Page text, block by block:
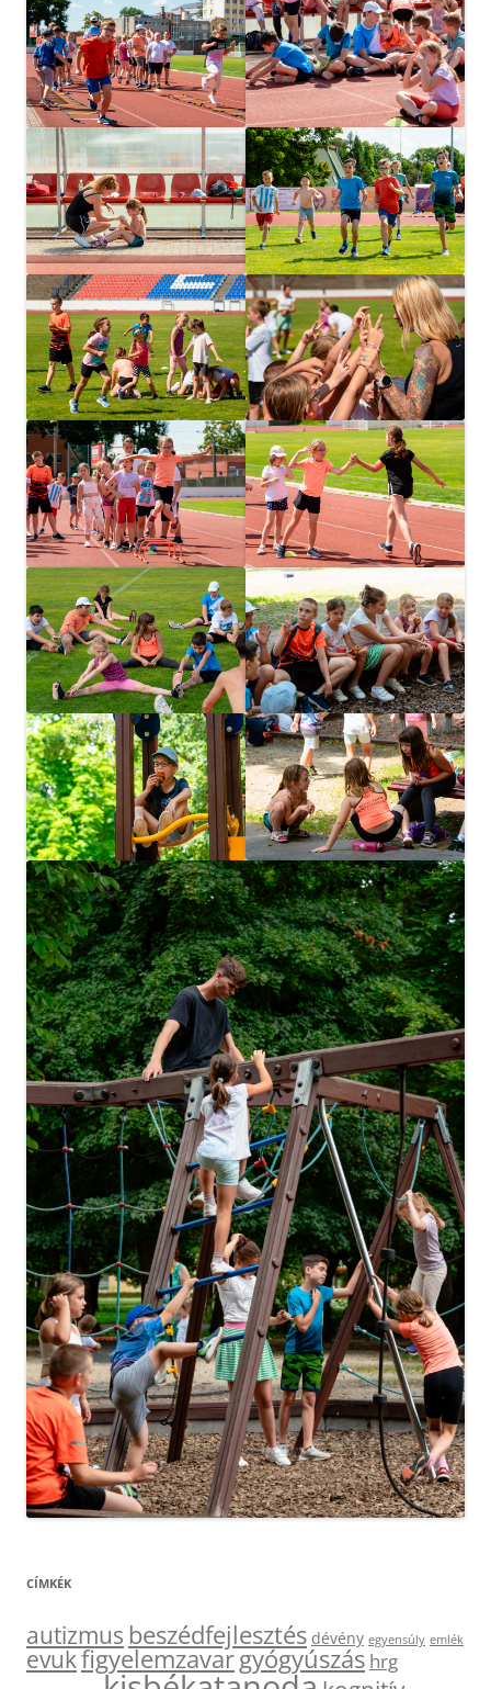
CÍMKÉK
autizmus beszédfejlesztés dévény egyensúly emlék
evukfigyelemzavargyógyúszás hrg